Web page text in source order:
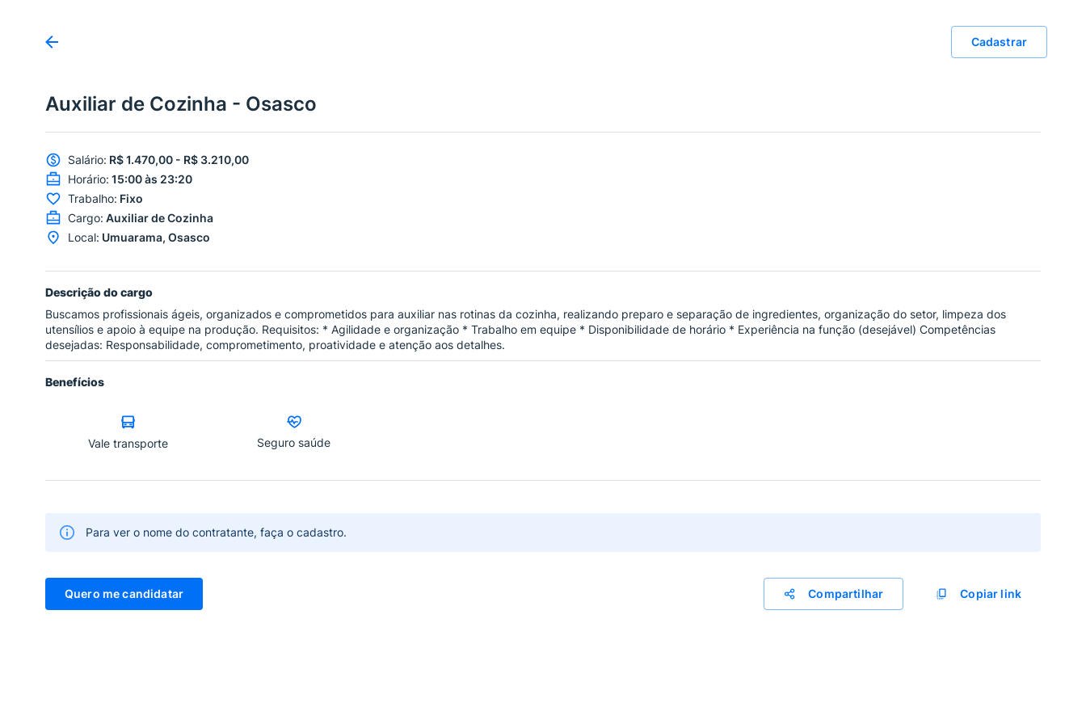
Cadastrar
Auxiliar de Cozinha - Osasco
Salário: R$ 1.470,00 - R$ 3.210,00
Horário: 15:00 às 23:20
Trabalho: Fixo
Cargo: Auxiliar de Cozinha
Local: Umuarama, Osasco
Descrição do cargo
Buscamos profissionais ágeis, organizados e comprometidos para auxiliar nas rotinas da cozinha, realizando preparo e separação de ingredientes, organização do setor, limpeza dos
utensílios e apoio à equipe na produção. Requisitos: * Agilidade e organização * Trabalho em equipe * Disponibilidade de horário * Experiência na função (desejável) Competências
desejadas: Responsabilidade, comprometimento, proatividade e atenção aos detalhes.
Benefícios
Vale transporte Seguro saúde
Para ver o nome do contratante, faça o cadastro.
Quero me candidatar Compartilhar Copiar link